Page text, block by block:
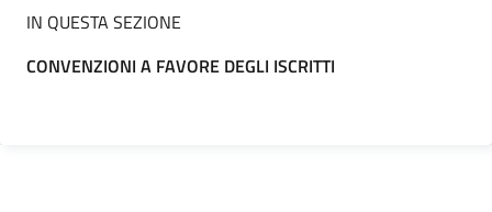
IN QUESTA SEZIONE
CONVENZIONI A FAVORE DEGLI ISCRITTI